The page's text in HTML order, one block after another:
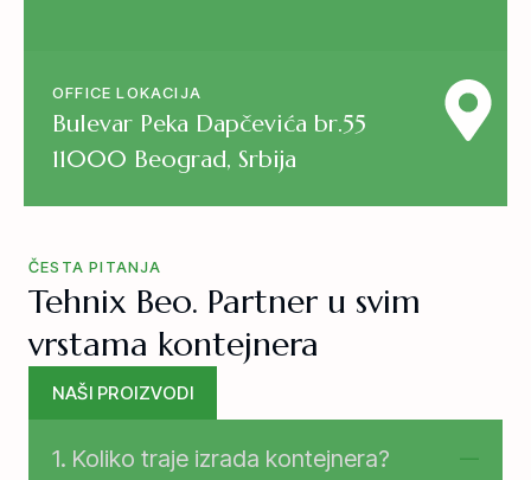
OFFICE LOKACIJA
Bulevar Peka Dapčevića br.55
11000 Beograd, Srbija
ČESTA PITANJA
Tehnix Beo. Partner u svim
vrstama kontejnera
NAŠI PROIZVODI
1. Koliko traje izrada kontejnera?